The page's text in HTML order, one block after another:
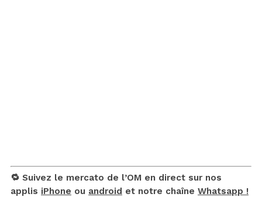
🔁 Suivez le mercato de l’OM en direct sur nos
applis iPhone ou android et notre chaîne Whatsapp !